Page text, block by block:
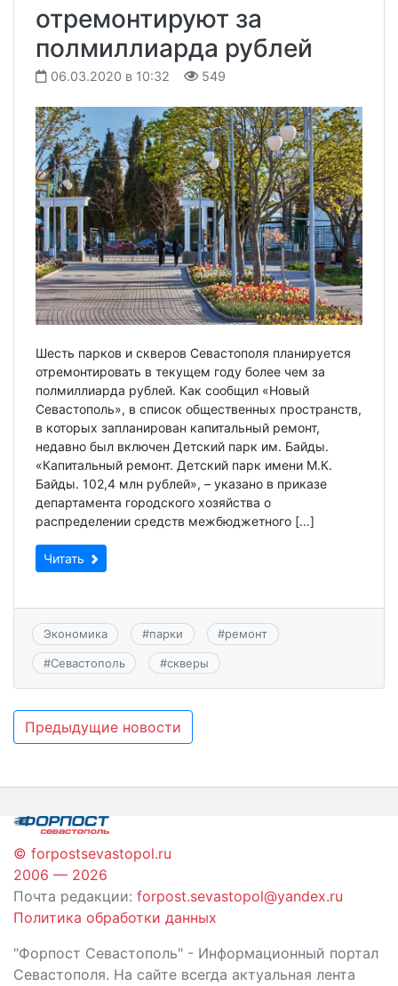
отремонтируют за
полмиллиарда рублей
06.03.2020 в 10:32 549
Шесть парков и скверов Севастополя планируется
отремонтировать в текущем году более чем за
полмиллиарда рублей. Как сообщил «Новый
Севастополь», в список общественных пространств,
в которых запланирован капитальный ремонт,
недавно был включен Детский парк им. Байды.
«Капитальный ремонт. Детский парк имени М.К.
Байды. 102,4 млн рублей», – указано в приказе
департамента городского хозяйства о
распределении средств межбюджетного […]
Читать
Экономика #парки #ремонт
#Севастополь #скверы
Навигация
записям
Предыдущие новости
© forpostsevastopol.ru
2006 — 2026
Почта редакции: forpost.sevastopol@yandex.ru
Политика обработки данных
"Форпост Севастополь" - Информационный портал
Севастополя. На сайте всегда актуальная лента